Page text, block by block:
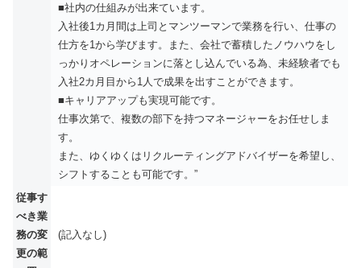
■社内の仕組みが出来ています。
入社後1カ月間は上司とマンツーマンで業務を行い、仕事の
仕方を1から学びます。また、会社で蓄積したノウハウをし
っかりオペレーションに落とし込んでいる為、未経験者でも
入社2カ月目から1人で成果を出すことができます。
■キャリアアップも実現可能です。
仕事次第で、複数の部下を持つマネージャーをお任せしま
す。
また、ゆくゆくはリクルーティングアドバイザーを希望し、
シフトすることも可能です。”
従事す
べき業
務の変
更の範
(記入なし)